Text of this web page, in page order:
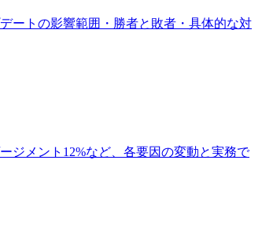
ートの影響範囲・勝者と敗者・具体的な対
ジメント12%など、各要因の変動と実務で